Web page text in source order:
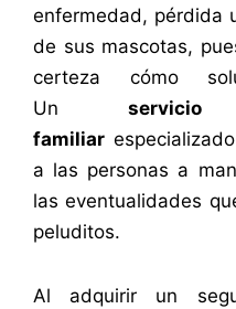
enfermedad, pérdida
de sus mascotas,
certeza cómo
Un
familiar
a las personas a
las eventualidades
peluditos.
Al adquirir un